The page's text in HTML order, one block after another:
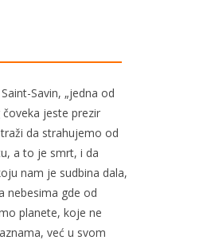
Savin, „jedna od
jeste prezir
da strahujemo od
a to je smrt, i da
nam je sudbina dala,
nebesima gde od
planete, koje ne
već u svom